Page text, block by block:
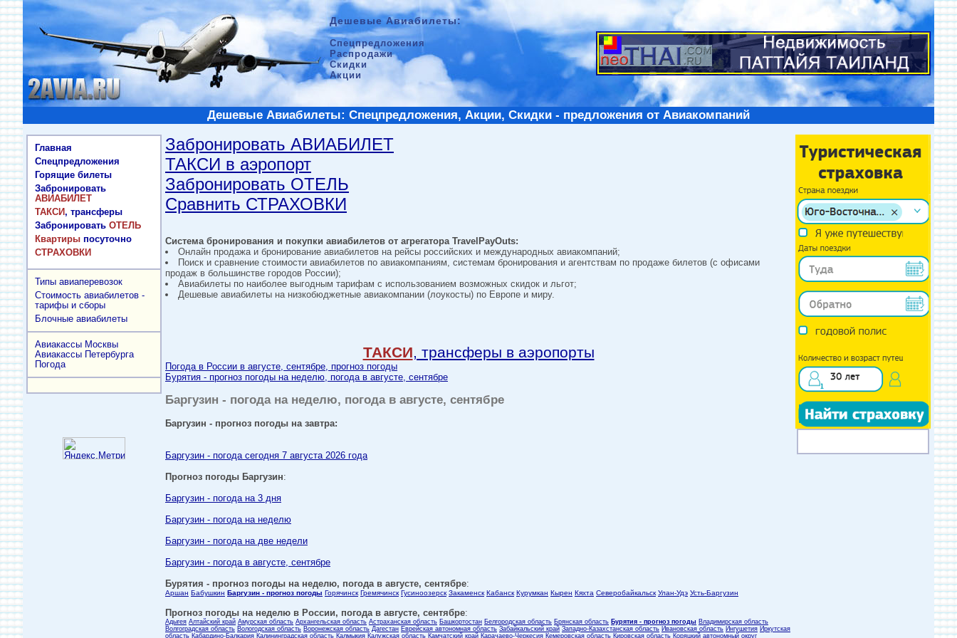
Дешевые Авиабилеты:
Спецпредложения
Распродажи
Скидки
Акции
Дешевые Авиабилеты: Спецпредложения, Акции, Скидки - предложения от Авиакомпаний
Главная
Спецпредложения
Горящие билеты
Забронировать
АВИАБИЛЕТ
ТАКСИ, трансферы
Забронировать ОТЕЛЬ
Квартиры посуточно
СТРАХОВКИ
Типы авиаперевозок
Стоимость авиабилетов -
тарифы и сборы
Блочные авиабилеты
Авиакассы Москвы
Авиакассы Петербурга
Погода
Забронировать АВИАБИЛЕТ
ТАКСИ в аэропорт
Забронировать ОТЕЛЬ
Сравнить СТРАХОВКИ
Система бронирования и покупки авиабилетов от агрегатора TravelPayOuts:
Онлайн продажа и бронирование авиабилетов на рейсы российских и международных авиакомпаний;
Поиск и сравнение стоимости авиабилетов по авиакомпаниям, системам бронирования и агентствам по продаже билетов (с офисами
продаж в большинстве городов России);
Авиабилеты по наиболее выгодным тарифам с использованием возможных скидок и льгот;
Дешевые авиабилеты на низкобюджетные авиакомпании (лоукосты) по Европе и миру.
ТАКСИ, трансферы в аэропорты
Погода в России в августе, сентябре, прогноз погоды
Бурятия - прогноз погоды на неделю, погода в августе, сентябре
Баргузин - погода на неделю, погода в августе, сентябре
Баргузин - прогноз погоды на завтра:
Баргузин - погода сегодня 7 августа 2026 года
Прогноз погоды Баргузин:
Баргузин - погода на 3 дня
Баргузин - погода на неделю
Баргузин - погода на две недели
Баргузин - погода в августе, сентябре
Бурятия - прогноз погоды на неделю, погода в августе, сентябре:
Аршан Бабушкин Баргузин - прогноз погоды Горячинск Гремячинск Гусиноозерск Закаменск Кабанск Курумкан Кырен Кяхта Северобайкальск Улан-Удэ Усть-Баргузин
Прогноз погоды на неделю в России, погода в августе, сентябре:
Адыгея Алтайский край Амурская область Архангельская область Астраханская область Башкортостан Белгородская область Брянская область Бурятия - прогноз погоды Владимирская область
Волгоградская область Вологодская область Воронежская область Дагестан Еврейская автономная область Забайкальский край Западно-Казахстанская область Ивановская область Ингушетия Иркутская
область Кабардино-Балкария Калининградская область Калмыкия Калужская область Камчатский край Карачаево-Черкесия Кемеровская область Кировская область Коряцкий автономный округ